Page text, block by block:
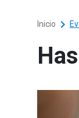
Inicio keyboard_arrow_right